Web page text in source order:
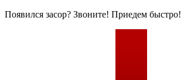
Появился засор? Звоните! Приедем быстро!